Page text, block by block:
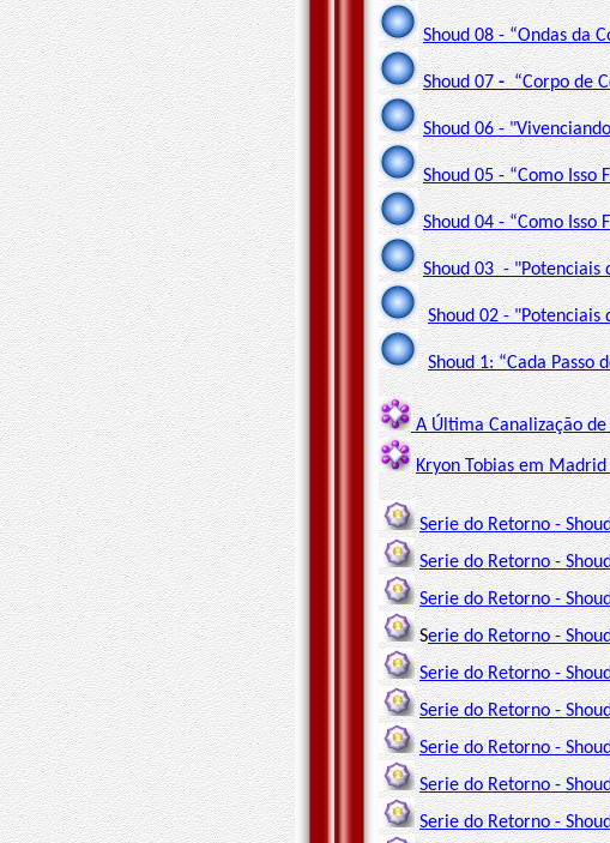
Shoud 08 - “Ondas da
Shoud 07-“Corpo de
Shoud 06 -
Shoud 05 - “Como
Shoud 04 - “Como
Shoud 03 - "Potenciais
Shoud 02 - "Potenciais
Shoud 1: “Cada Passo
A Última Canalização
Kryon Tobias em
Serie do Retorno -
Serie do Retorno -
Serie do Retorno -
Serie do Retorno -
Serie do Retorno -
Serie do Retorno -
Serie do Retorno -
Serie do Retorno -
Serie do Retorno -